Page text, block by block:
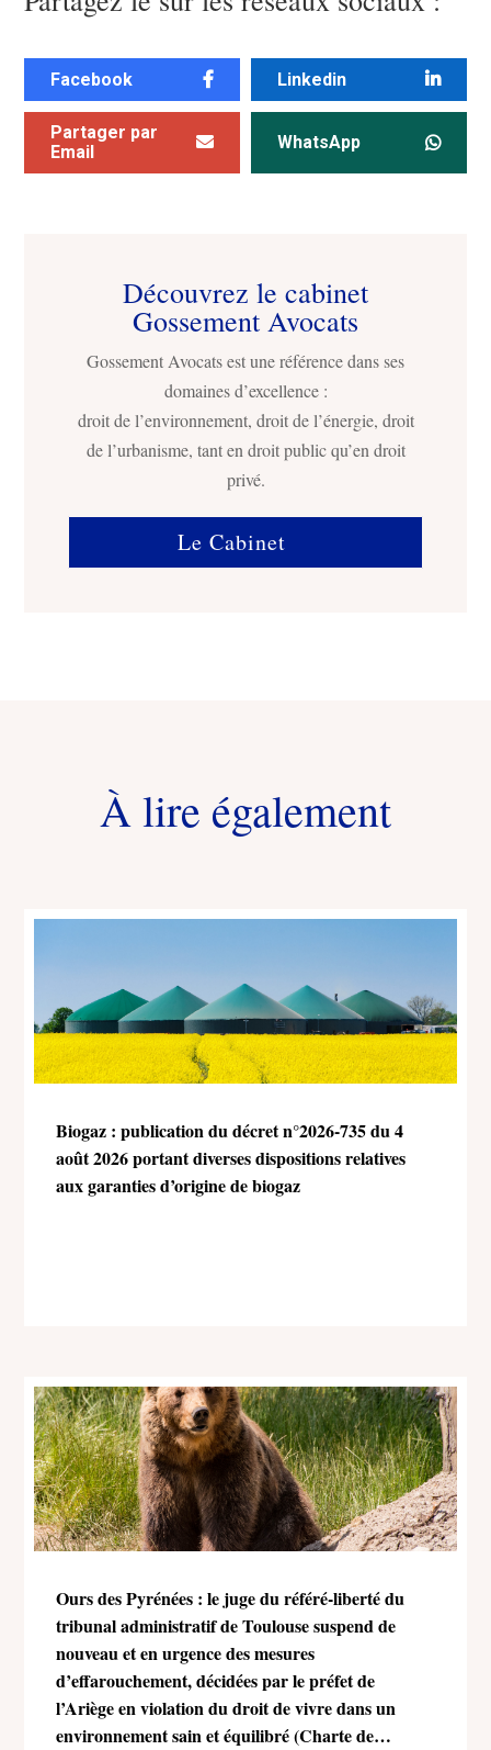
Facebook Linkedin
Partager par
Email
WhatsApp
Découvrez le cabinet
Gossement Avocats
Gossement Avocats est une référence dans ses
domaines d’excellence :
droit de l’environnement, droit de l’énergie, droit
de l’urbanisme, tant en droit public qu’en droit
privé.
Le Cabinet
À lire également
Biogaz : publication du décret n°2026-735 du 4
août 2026 portant diverses dispositions relatives
aux garanties d’origine de biogaz
Ours des Pyrénées : le juge du référé-liberté du
tribunal administratif de Toulouse suspend de
nouveau et en urgence des mesures
d’effarouchement, décidées par le préfet de
l’Ariège en violation du droit de vivre dans un
environnement sain et équilibré (Charte de